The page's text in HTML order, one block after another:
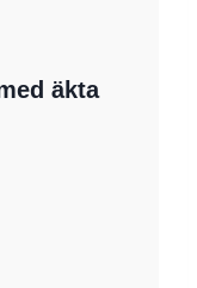
äkta